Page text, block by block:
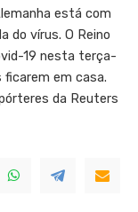
está com
do vírus. O Reino
19 nesta terça-
ficarem em casa.
da Reuters